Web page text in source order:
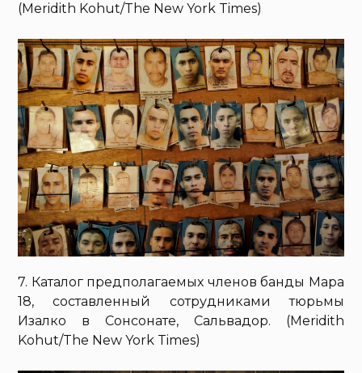
(Meridith Kohut/The New York Times)
7. Каталог предполагаемых членов банды Мара
18, составленный сотрудниками тюрьмы
Изалко в Сонсонате, Сальвадор. (Meridith
Kohut/The New York Times)